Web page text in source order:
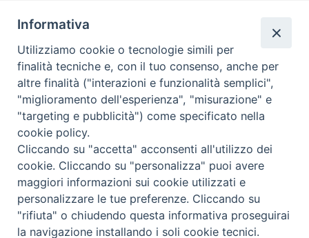
© 2025 MarcheMedia s.c. – Via Cincinelli 4 – 62100
Macerata
Informativa
Utilizziamo cookie o tecnologie simili per
finalità tecniche e, con il tuo consenso, anche per
altre finalità ("interazioni e funzionalità semplici",
"miglioramento dell'esperienza", "misurazione" e
"targeting e pubblicità") come specificato nella
cookie policy.
Cliccando su "accetta" acconsenti all'utilizzo dei
cookie. Cliccando su "personalizza" puoi avere
maggiori informazioni sui cookie utilizzati e
personalizzare le tue preferenze. Cliccando su
"rifiuta" o chiudendo questa informativa proseguirai
la navigazione installando i soli cookie tecnici.